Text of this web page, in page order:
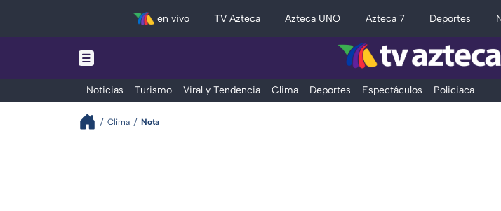
en vivo TV Azteca Azteca UNO Azteca 7 Deportes
Noticias Turismo Viral y Tendencia Clima Deportes Espectáculos Policiaca
Clima Nota